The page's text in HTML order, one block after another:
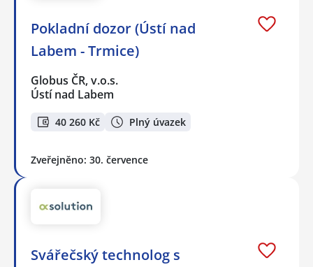
Pokladní dozor (Ústí nad
Labem - Trmice)
Globus ČR, v.o.s.
Ústí nad Labem
40 260 Kč Plný úvazek
Zveřejněno: 30. července
Svářečský technolog s